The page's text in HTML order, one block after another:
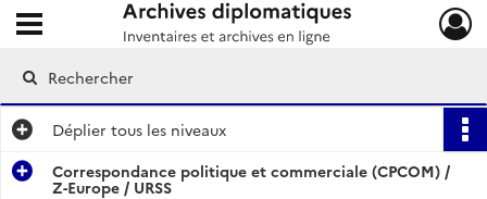
Archives diplomatiques
Ouvrir le menu déroulant
Déplier tous les niveaux
Correspondance politique et commerciale (CPCOM) /
Z-Europe / URSS